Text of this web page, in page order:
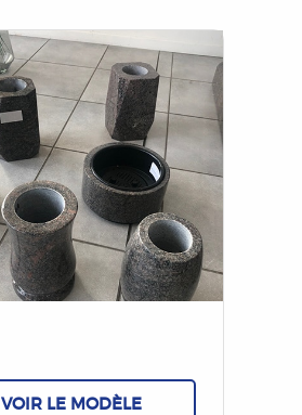
VOIR LE MODÈLE